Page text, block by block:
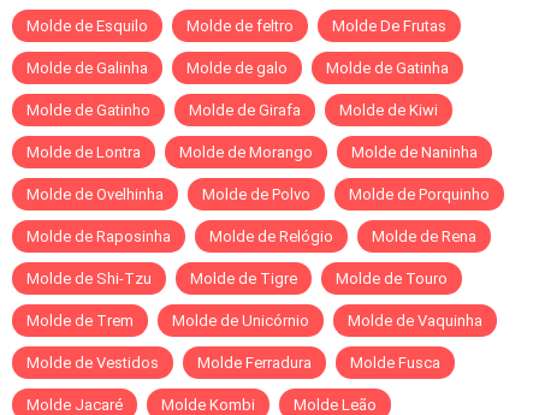
Molde de Esquilo Molde de feltro Molde De Frutas
Molde de Galinha Molde de galo Molde de Gatinha
Molde de Gatinho Molde de Girafa Molde de Kiwi
Molde de Lontra Molde de Morango Molde de Naninha
Molde de Ovelhinha Molde de Polvo Molde de Porquinho
Molde de Raposinha Molde de Relógio Molde de Rena
Molde de Shi-Tzu Molde de Tigre Molde de Touro
Molde de Trem Molde de Unicórnio Molde de Vaquinha
Molde de Vestidos Molde Ferradura Molde Fusca
Molde Jacaré Molde Kombi Molde Leão